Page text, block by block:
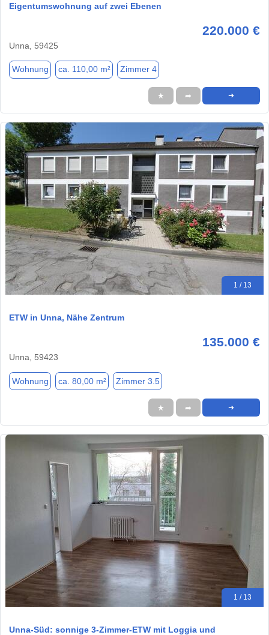
Eigentumswohnung auf zwei Ebenen
220.000 €
Unna, 59425
Wohnung ca. 110,00 m² Zimmer 4
★ ➦ ➜
1 / 13
ETW in Unna, Nähe Zentrum
135.000 €
Unna, 59423
Wohnung ca. 80,00 m² Zimmer 3.5
★ ➦ ➜
1 / 13
Unna-Süd: sonnige 3-Zimmer-ETW mit Loggia und